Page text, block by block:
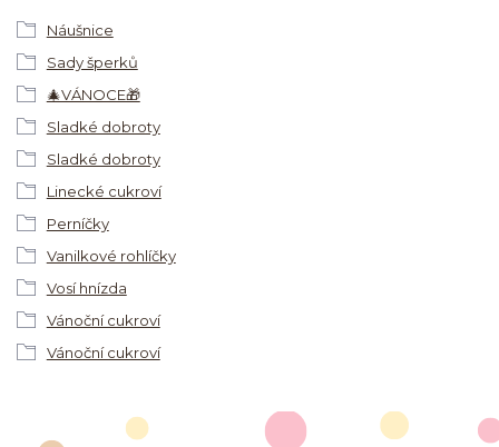
Náušnice
Sady šperků
🎄VÁNOCE🎁
Sladké dobroty
Sladké dobroty
Linecké cukroví
Perníčky
Vanilkové rohlíčky
Vosí hnízda
Vánoční cukroví
Vánoční cukroví